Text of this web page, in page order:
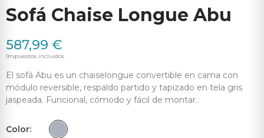
Sofá Chaise Longue Abu
587,99 €
Impuestos incluidos
El sofá Abu es un chaiselongue convertible en cama con
módulo reversible, respaldo partido y tapizado en tela gris
jaspeada. Funcional, cómodo y fácil de montar.
Color